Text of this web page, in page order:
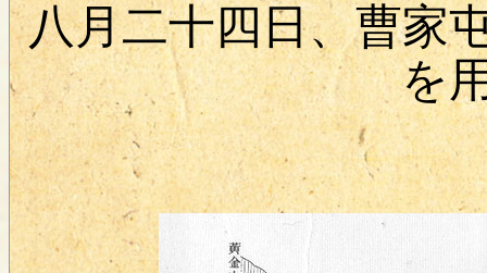
八月二十四日、曹家
を